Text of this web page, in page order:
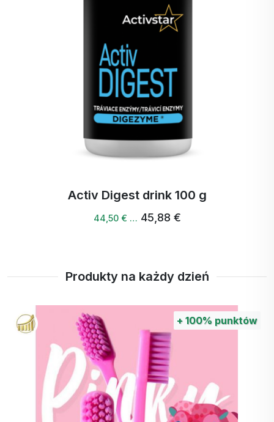
Wzmacnia układ odpornościowy dzięki zdrowej
mikroflorze jelitowej.
Pomaga zapobiegać problemom trawiennym.
Zwiększa wchłanianie ważnych składników
odżywczych z pożywienia.
Przyczynia się do ogólnej witalności i dobrego
samopoczucia organizmu.
Zafunduj swojemu organizmowi rewolucję w
zdrowiu dzięki ACTIV MICROBIUM od Activstar.
Rozpocznij swój dzień z lepszym trawieniem i
wspierają optymalne
trawienie, wzmacniają
odporność i przywracają
równowagę mikroflory
jelitowej.
Activ Digest drink 100 g
44,50 € … 45,88 €
Produkty na każdy dzień
+ 100% punktów